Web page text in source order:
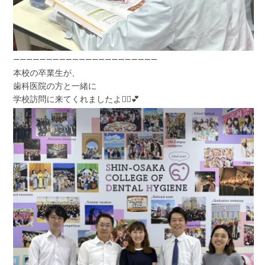
――――――――――――――――――――――
本校の卒業生が、
歯科医院の方と一緒に
学校訪問に来てくれましたよ🙆‍♀️💕